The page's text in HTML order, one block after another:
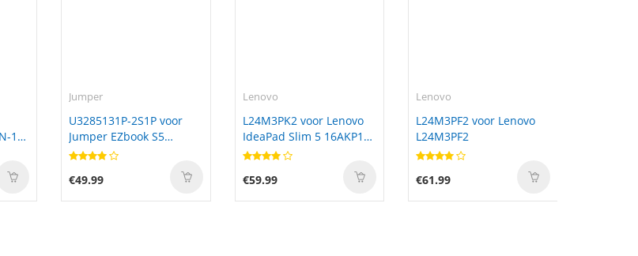
1
Jumper
U3285131P-2S1P voor
Jumper EZbook S5
3376125-2S
€49.99
Lenovo
L24M3PK2 voor Lenovo
IdeaPad Slim 5 16AKP10
14IAH10 14IRH10
€59.99
Lenovo
L24M3PF2 voor Lenovo
L24M3PF2
€61.99